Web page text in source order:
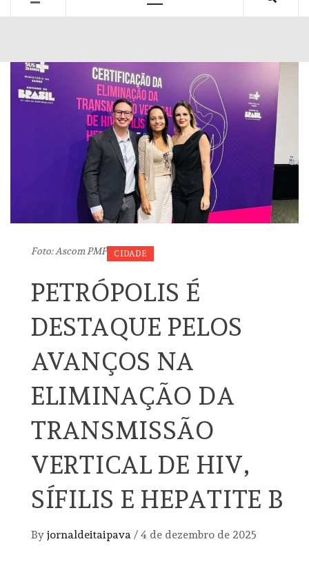
Foto: Ascom PMP CIDADE
PETRÓPOLIS É
DESTAQUE PELOS
AVANÇOS NA
ELIMINAÇÃO DA
TRANSMISSÃO
VERTICAL DE HIV,
SÍFILIS E HEPATITE B
By jornaldeitaipava / 4 de dezembro de 2025